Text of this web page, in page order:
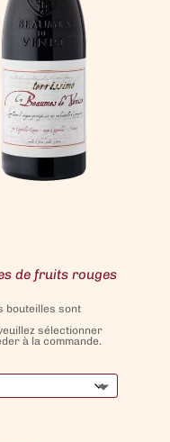
de fruits rouges
bouteilles sont
sélectionner
à la commande.